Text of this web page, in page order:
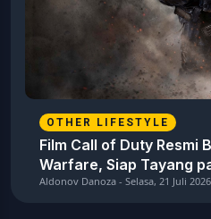
OTHER LIFESTYLE
Film Call of Duty Resmi
Warfare, Siap Tayang
Aldonov Danoza - Selasa, 21 Juli 2026